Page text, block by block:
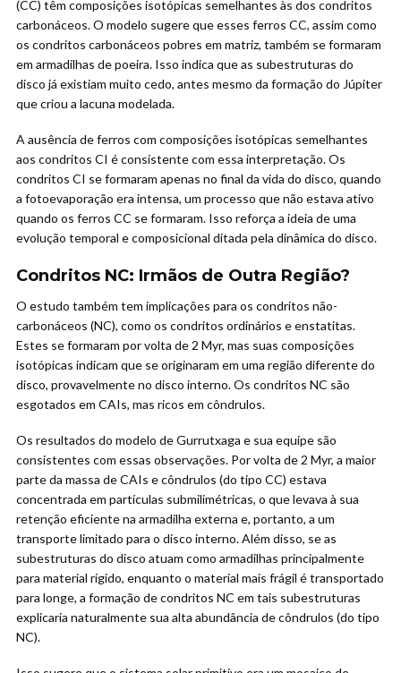
(CC) têm composições isotópicas semelhantes às dos condritos
carbonáceos. O modelo sugere que esses ferros CC, assim como
os condritos carbonáceos pobres em matriz, também se formaram
em armadilhas de poeira. Isso indica que as subestruturas do
disco já existiam muito cedo, antes mesmo da formação do Júpiter
que criou a lacuna modelada.
A ausência de ferros com composições isotópicas semelhantes
aos condritos CI é consistente com essa interpretação. Os
condritos CI se formaram apenas no final da vida do disco, quando
a fotoevaporação era intensa, um processo que não estava ativo
quando os ferros CC se formaram. Isso reforça a ideia de uma
evolução temporal e composicional ditada pela dinâmica do disco.
Condritos NC: Irmãos de Outra Região?
O estudo também tem implicações para os condritos não-
carbonáceos (NC), como os condritos ordinários e enstatitas.
Estes se formaram por volta de 2 Myr, mas suas composições
isotópicas indicam que se originaram em uma região diferente do
disco, provavelmente no disco interno. Os condritos NC são
esgotados em CAIs, mas ricos em côndrulos.
Os resultados do modelo de Gurrutxaga e sua equipe são
consistentes com essas observações. Por volta de 2 Myr, a maior
parte da massa de CAIs e côndrulos (do tipo CC) estava
concentrada em partículas submilimétricas, o que levava à sua
retenção eficiente na armadilha externa e, portanto, a um
transporte limitado para o disco interno. Além disso, se as
subestruturas do disco atuam como armadilhas principalmente
para material rígido, enquanto o material mais frágil é transportado
para longe, a formação de condritos NC em tais subestruturas
explicaria naturalmente sua alta abundância de côndrulos (do tipo
NC).